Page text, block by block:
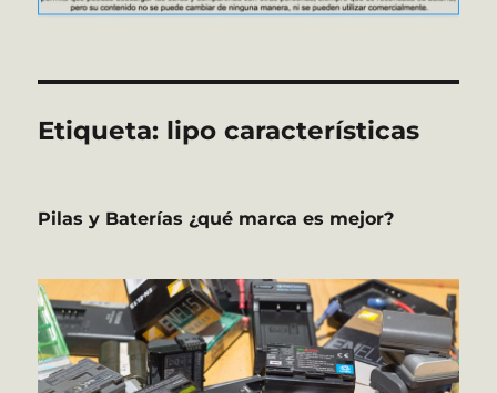
Etiqueta: lipo características
Pilas y Baterías ¿qué marca es mejor?